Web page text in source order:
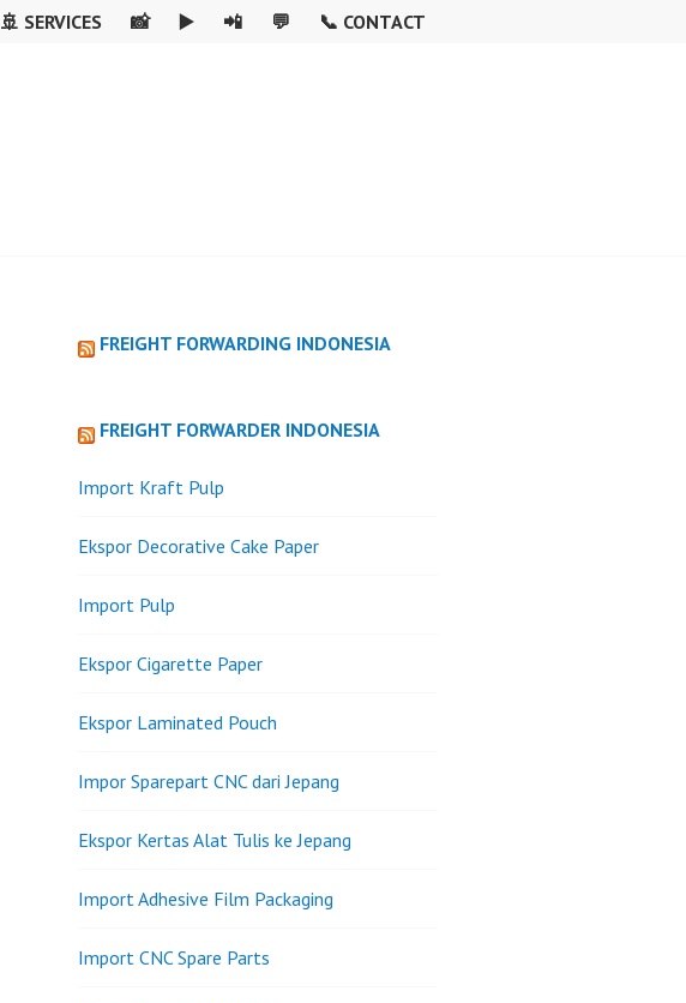
🚢 SERVICES 📸 ▶️ 📲 💬 📞 CONTACT
FREIGHT FORWARDING INDONESIA
FREIGHT FORWARDER INDONESIA
Import Kraft Pulp
Ekspor Decorative Cake Paper
Import Pulp
Ekspor Cigarette Paper
Ekspor Laminated Pouch
Impor Sparepart CNC dari Jepang
Ekspor Kertas Alat Tulis ke Jepang
Import Adhesive Film Packaging
Import CNC Spare Parts